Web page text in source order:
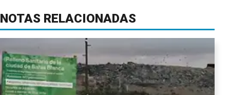
NOTAS RELACIONADAS